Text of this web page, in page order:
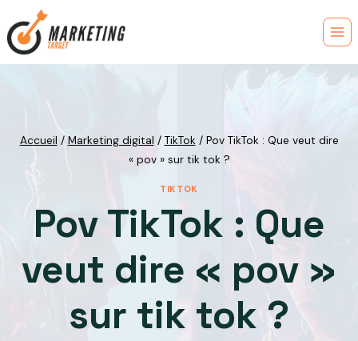
to
content
Accueil / Marketing digital / TikTok / Pov TikTok : Que veut dire
« pov » sur tik tok ?
TIKTOK
Pov TikTok : Que
veut dire « pov »
sur tik tok ?